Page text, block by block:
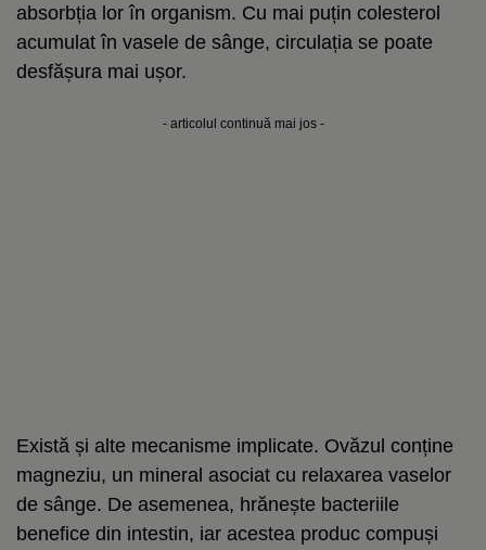
absorbția lor în organism. Cu mai puțin colesterol
acumulat în vasele de sânge, circulația se poate
desfășura mai ușor.
- articolul continuă mai jos -
Există și alte mecanisme implicate. Ovăzul conține
magneziu, un mineral asociat cu relaxarea vaselor
de sânge. De asemenea, hrănește bacteriile
benefice din intestin, iar acestea produc compuși